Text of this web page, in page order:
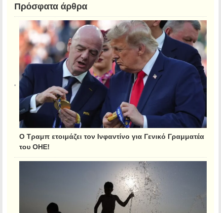
Πρόσφατα άρθρα
Ο Τραμπ ετοιμάζει τον Ινφαντίνο για Γενικό Γραμματέα
του ΟΗΕ!